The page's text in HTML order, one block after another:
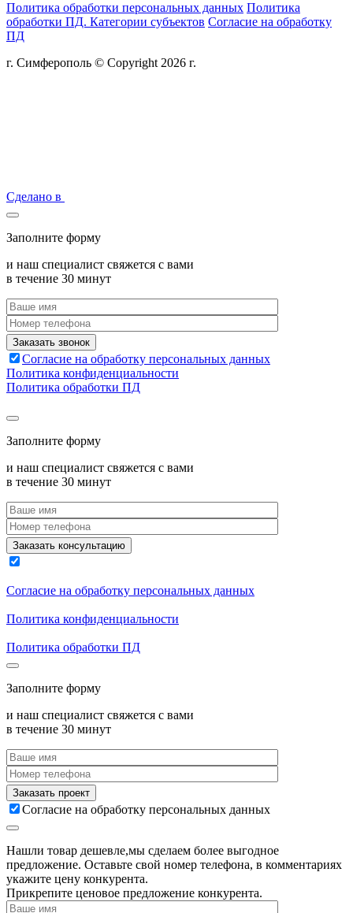
Политика обработки персональных данных Политика
обработки ПД. Категории субъектов Согласие на обработку
ПД
г. Симферополь © Copyright 2026 г.
Сделано в
Заполните форму
и наш специалист свяжется с вами
в течение 30 минут
Согласие на обработку персональных данных
Политика конфиденциальности
Политика обработки ПД
Заполните форму
и наш специалист свяжется с вами
в течение 30 минут
Согласие на обработку персональных данных
Политика конфиденциальности
Политика обработки ПД
Заполните форму
и наш специалист свяжется с вами
в течение 30 минут
Согласие на обработку персональных данных
Нашли товар дешевле,мы сделаем более выгодное
предложение. Оставьте свой номер телефона, в комментариях
укажите цену конкурента.
Прикрепите ценовое предложение конкурента.